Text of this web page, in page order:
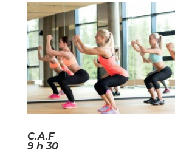
C.A.F
9 h 30